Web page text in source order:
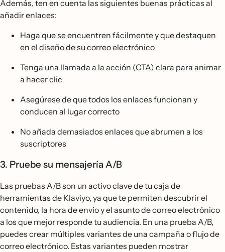
Además, ten en cuenta las siguientes buenas prácticas al
añadir enlaces:
Haga que se encuentren fácilmente y que destaquen
en el diseño de su correo electrónico
Tenga una llamada a la acción (CTA) clara para animar
a hacer clic
Asegúrese de que todos los enlaces funcionan y
conducen al lugar correcto
No añada demasiados enlaces que abrumen a los
suscriptores
3. Pruebe su mensajería A/B
Las pruebas A/B son un activo clave de tu caja de
herramientas de Klaviyo, ya que te permiten descubrir el
contenido, la hora de envío y el asunto de correo electrónico
a los que mejor responde tu audiencia. En una prueba A/B,
puedes crear múltiples variantes de una campaña o flujo de
correo electrónico. Estas variantes pueden mostrar